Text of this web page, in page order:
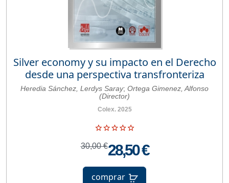
Silver economy y su impacto en el Derecho
desde una perspectiva transfronteriza
Heredia Sánchez, Lerdys Saray; Ortega Gimenez, Alfonso
(Director)
Colex. 2025
30,00 €28,50 €
comprar